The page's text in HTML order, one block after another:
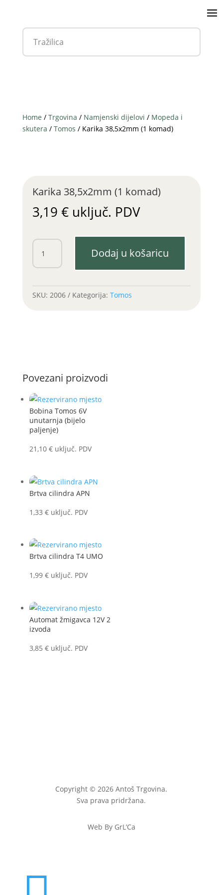
Home / Trgovina / Namjenski dijelovi / Mopeda i
skutera / Tomos / Karika 38,5x2mm (1 komad)
Karika 38,5x2mm (1 komad)
3,19 € uključ. PDV
Karika
38,5x2mm
(1
Dodaj u košaricu
SKU: 2006 Kategorija: Tomos
Povezani proizvodi
Bobina Tomos 6V
unutarnja (bijelo
paljenje)
21,10 € uključ. PDV
Brtva cilindra APN
1,33 € uključ. PDV
Brtva cilindra T4 UMO
1,99 € uključ. PDV
Automat žmigavca 12V 2
izvoda
3,85 € uključ. PDV
Copyright © 2026 Antoš Trgovina.
Sva prava pridržana.
Web By GrL’Ca